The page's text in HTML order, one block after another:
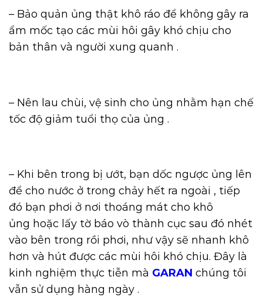
– Bảo quản ủng thật khô ráo để không gây ra
ẩm mốc tạo các mùi hôi gây khó chịu cho
bản thân và người xung quanh .
– Nên lau chùi, vệ sinh cho ủng nhằm hạn chế
tốc độ giảm tuổi thọ của ủng .
– Khi bên trong bị ướt, bạn dốc ngược ủng lên
để cho nước ở trong chảy hết ra ngoài , tiếp
đó bạn phơi ở nơi thoáng mát cho khô
ủng hoặc lấy tờ báo vò thành cục sau đó nhét
vào bên trong rồi phơi, như vậy sẽ nhanh khô
hơn và hút được các mùi hôi khó chịu. Đây là
kinh nghiệm thực tiễn mà GARAN chúng tôi
vẫn sử dụng hàng ngày .